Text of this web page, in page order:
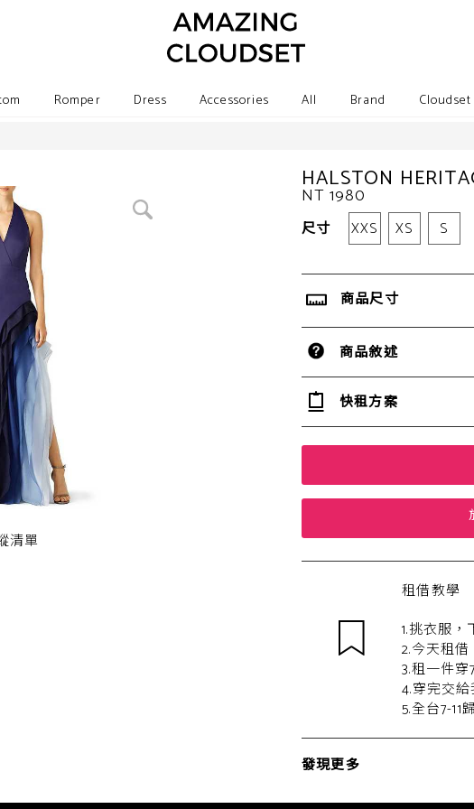
Romper Dress Accessories All Brand Cloudset
清單
HALSTON
NT 1980
尺寸 XXS XS S
商品尺寸
商品敘述
快租方案
租借教學
1.挑衣服
2.今天租
3.租一件
4.穿完交
5.全台7-11
發現更多